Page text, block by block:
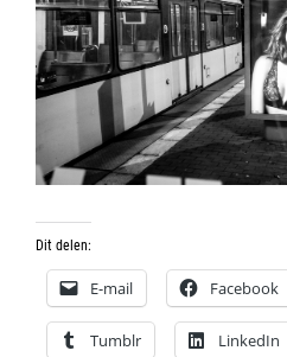
Dit delen:
E-mail Facebook
Tumblr LinkedIn